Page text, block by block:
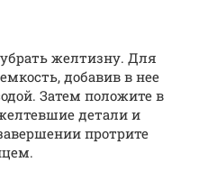
желтизну. Для
добавив в нее
Затем положите в
детали и
протрите